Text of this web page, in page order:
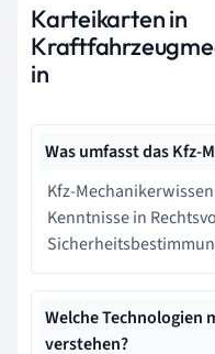
Karteikarten in
in
Was umfasst das Kfz-
Kfz-
Kenntnisse in
Welche Technologien
verstehen?